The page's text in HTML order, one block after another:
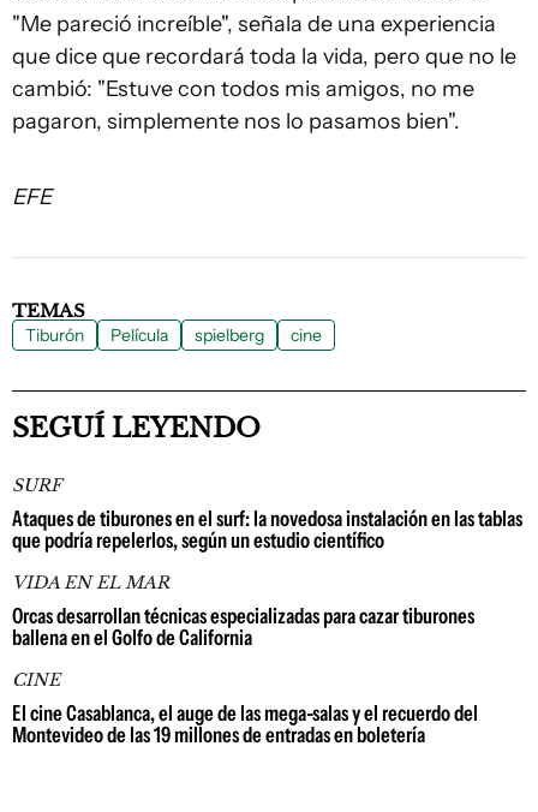
"Me pareció increíble", señala de una experiencia
que dice que recordará toda la vida, pero que no le
cambió: "Estuve con todos mis amigos, no me
pagaron, simplemente nos lo pasamos bien".
EFE
TEMAS
Tiburón Película spielberg cine
SEGUÍ LEYENDO
SURF
Ataques de tiburones en el surf: la novedosa instalación en las tablas
que podría repelerlos, según un estudio científico
VIDA EN EL MAR
Orcas desarrollan técnicas especializadas para cazar tiburones
ballena en el Golfo de California
CINE
El cine Casablanca, el auge de las mega-salas y el recuerdo del
Montevideo de las 19 millones de entradas en boletería